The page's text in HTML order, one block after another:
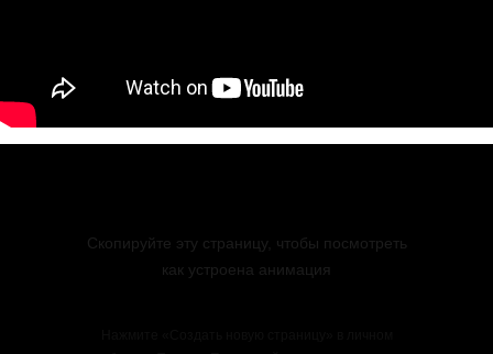
Скопируйте эту страницу, чтобы посмотреть
как устроена анимация